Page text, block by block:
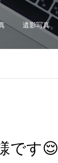
遺影写真
です😌